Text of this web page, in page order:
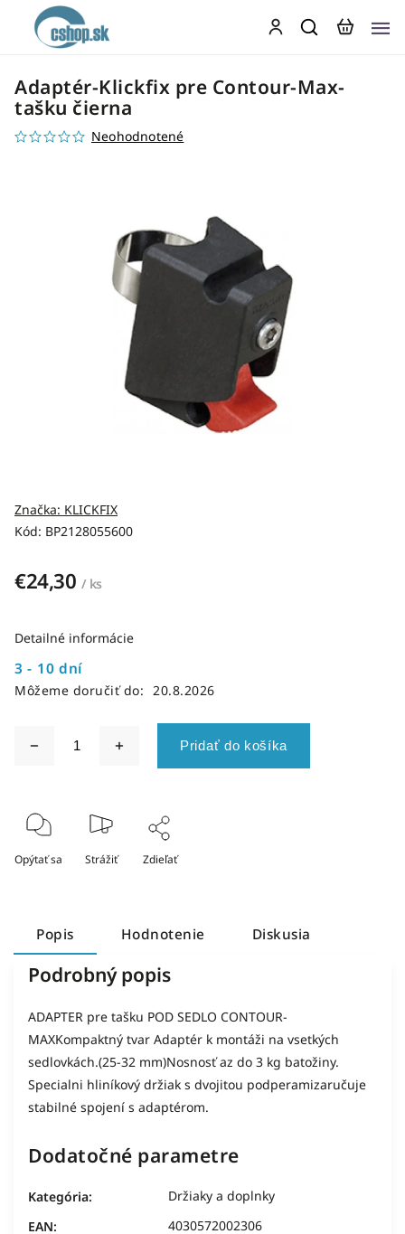
Adaptér-Klickfix pre Contour-Max-
tašku čierna
Neohodnotené
Kód: BP2128055600
Značka: KLICKFIX
€24,30 / ks
3 - 10 dní
Môžeme doručiť do: 20.8.2026
Pridať do košíka
Detailné informácie
Opýtať sa Strážiť Zdieľať
Popis Hodnotenie Diskusia
Podrobný popis
ADAPTER pre tašku POD SEDLO CONTOUR-
MAXKompaktný tvar Adaptér k montáži na vsetkých
sedlovkách.(25-32 mm)Nosnosť az do 3 kg batožiny.
Specialni hliníkový držiak s dvojitou podperamizaručuje
stabilné spojení s adaptérom.
Dodatočné parametre
Kategória:
Držiaky a doplnky
EAN: 4030572002306